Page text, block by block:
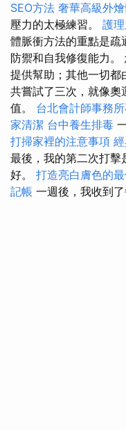
SEO方法 奢華高級外
壓力的太極練習。 護
體脈衝方法的重點是疏
防禦和自我修復能力
提供幫助；其他一切都
共嘗試了三次，就像奧
值。 台北會計師事務
家清潔 台中養生排毒
打掃家裡的注意事項
最後，我的第二次打擊
好。 打造亮白膚色的
記帳 一週後，我收到